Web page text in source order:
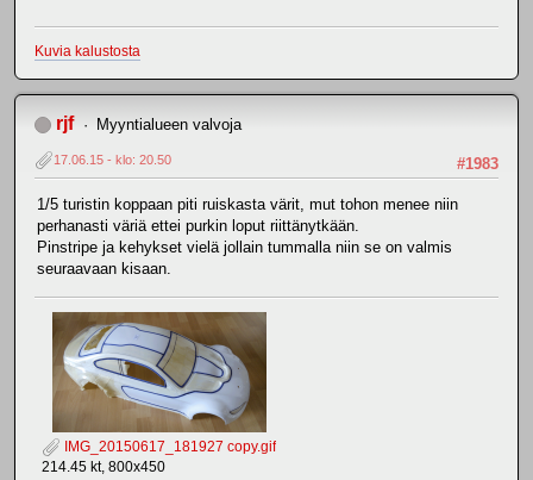
Kuvia kalustosta
rjf Myyntialueen valvoja
#1983
17.06.15 - klo: 20.50
1/5 turistin koppaan piti ruiskasta värit, mut tohon menee niin
perhanasti väriä ettei purkin loput riittänytkään.
Pinstripe ja kehykset vielä jollain tummalla niin se on valmis
seuraavaan kisaan.
IMG_20150617_181927 copy.gif
214.45 kt, 800x450